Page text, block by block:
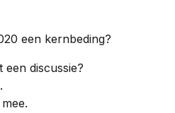
een kernbeding?
een discussie?